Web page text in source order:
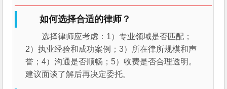
如何选择合适的律师？
选择律师应考虑：1）专业领域是否匹配；
2）执业经验和成功案例；3）所在律所规模和声
誉；4）沟通是否顺畅；5）收费是否合理透明。
建议面谈了解后再决定委托。